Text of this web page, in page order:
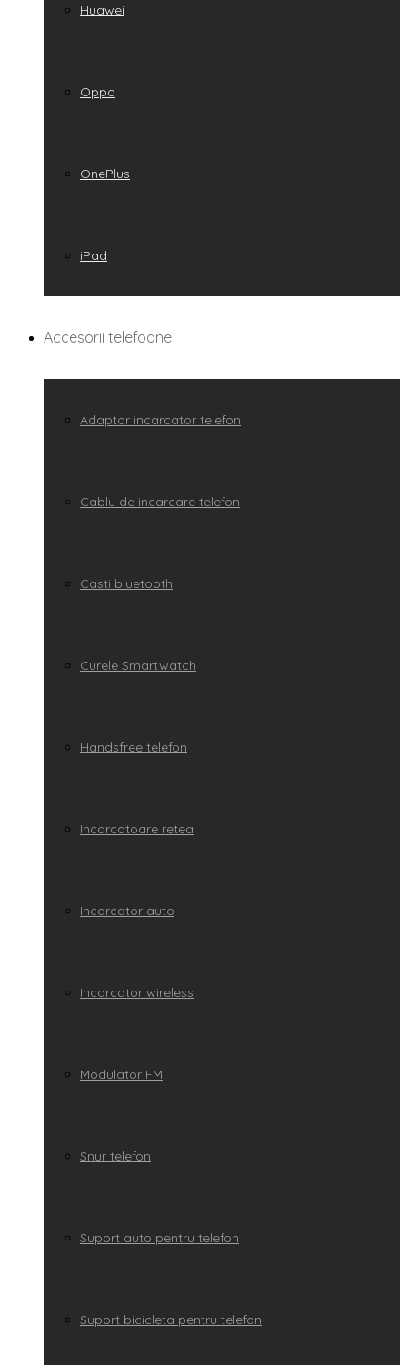
Huawei
Oppo
OnePlus
iPad
Accesorii telefoane
Adaptor incarcator telefon
Cablu de incarcare telefon
Casti bluetooth
Curele Smartwatch
Handsfree telefon
Incarcatoare retea
Incarcator auto
Incarcator wireless
Modulator FM
Snur telefon
Suport auto pentru telefon
Suport bicicleta pentru telefon